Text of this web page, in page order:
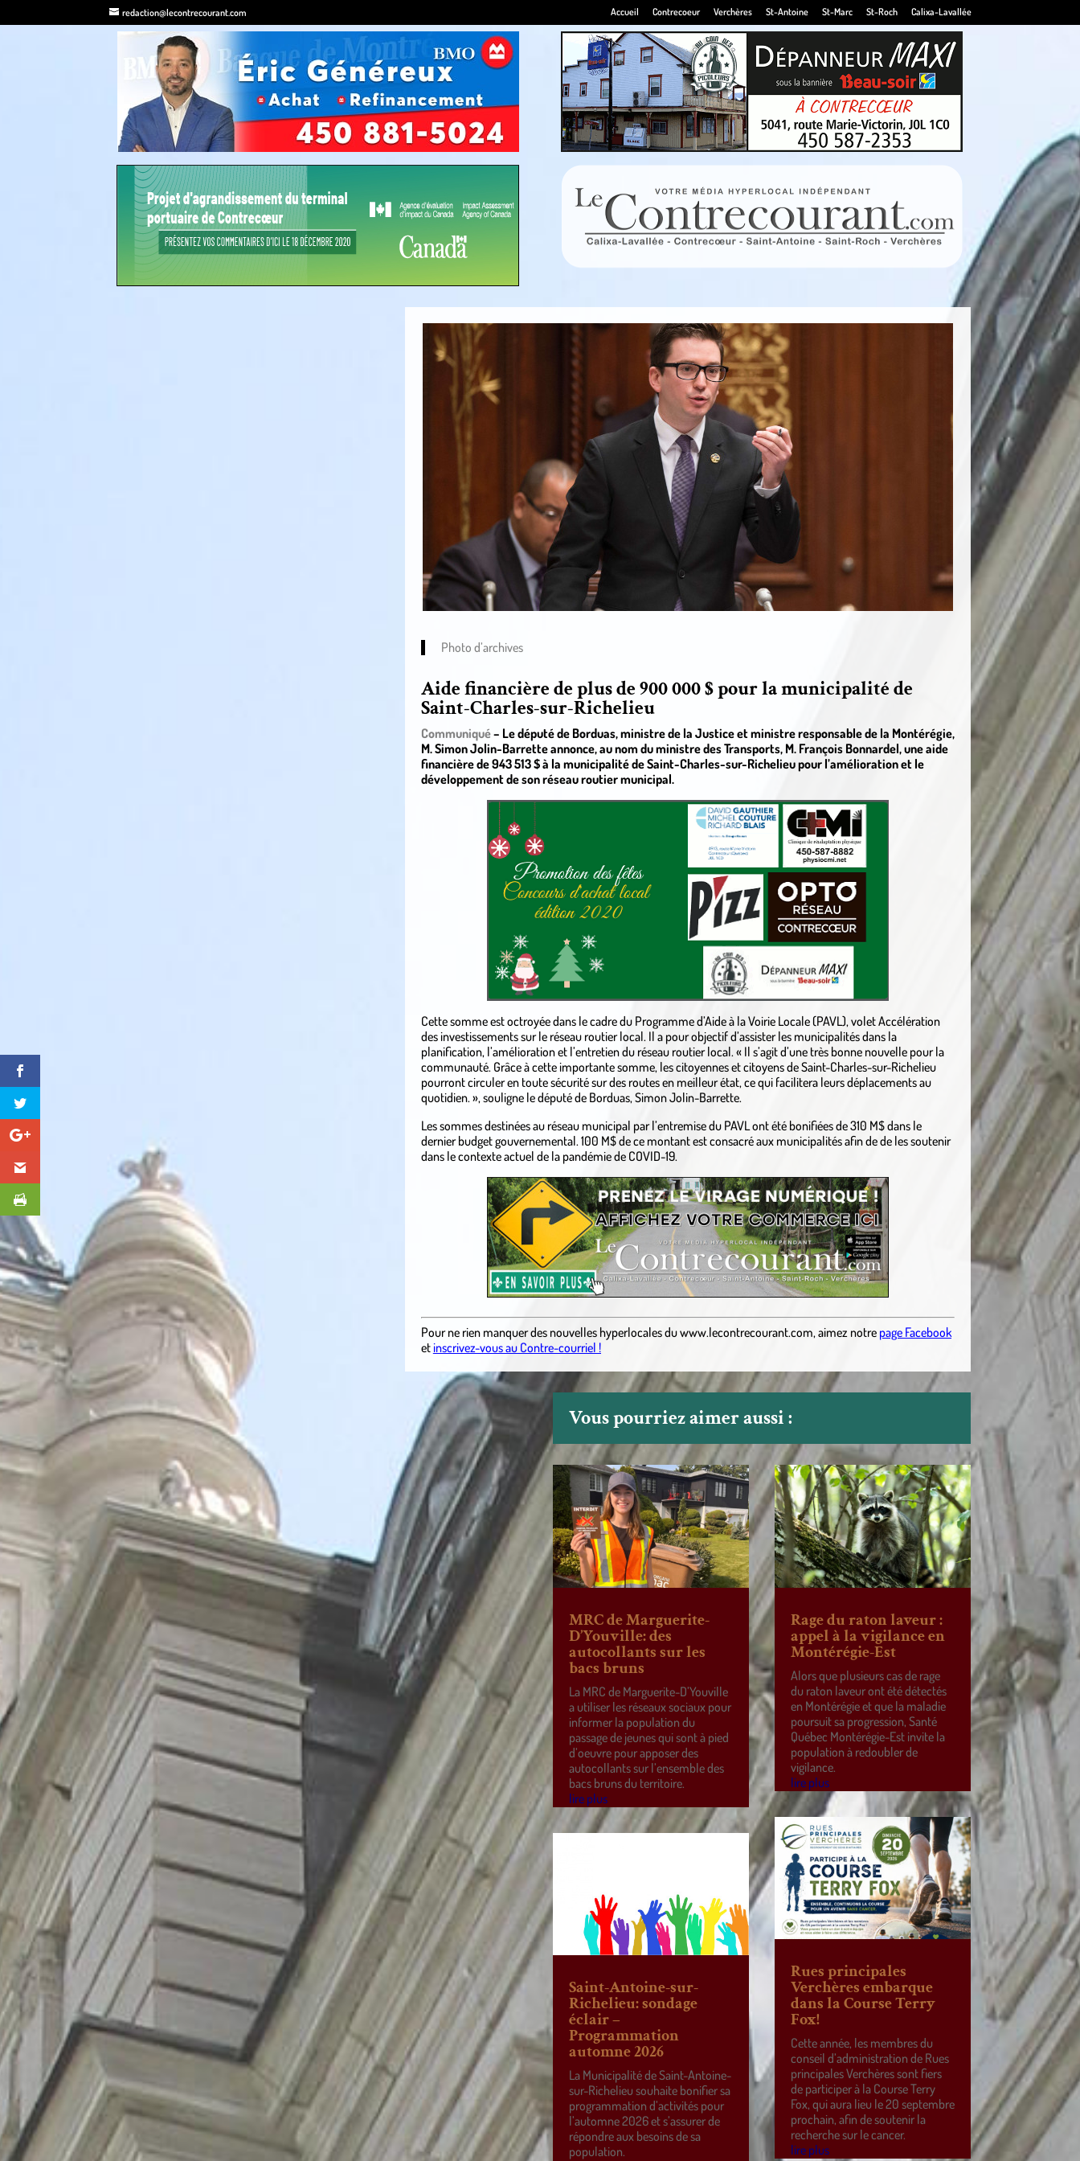
redaction@lecontrecourant.com Accueil Contrecoeur Verchères St-Antoine St-Marc St-Roch Calixa-Lavallée
Photo d’archives
Aide financière de plus de 900 000 $ pour la municipalité de
Saint-Charles-sur-Richelieu
Communiqué– Le député de Borduas, ministre de la Justice et ministre responsable de la Montérégie,
M. Simon Jolin-Barrette annonce, au nom du ministre des Transports, M. François Bonnardel, une aide
financière de 943 513 $ à la municipalité de Saint-Charles-sur-Richelieu pour l’amélioration et le
développement de son réseau routier municipal.
Cette somme est octroyée dans le cadre du Programme d’Aide à la Voirie Locale (PAVL), volet Accélération
des investissements sur le réseau routier local. Il a pour objectif d’assister les municipalités dans la
planification, l’amélioration et l’entretien du réseau routier local. « Il s’agit d’une très bonne nouvelle pour la
communauté. Grâce à cette importante somme, les citoyennes et citoyens de Saint-Charles-sur-Richelieu
pourront circuler en toute sécurité sur des routes en meilleur état, ce qui facilitera leurs déplacements au
quotidien. », souligne le député de Borduas, Simon Jolin-Barrette.
Les sommes destinées au réseau municipal par l’entremise du PAVL ont été bonifiées de 310 M$ dans le
dernier budget gouvernemental. 100 M$ de ce montant est consacré aux municipalités afin de de les soutenir
dans le contexte actuel de la pandémie de COVID-19.
Pour ne rien manquer des nouvelles hyperlocalesduwww.lecontrecourant.com,aimez notre page Facebook
etinscrivez-vous au Contre-courriel !
Vous pourriez aimer aussi :
MRC de Marguerite-
D’Youville: des
autocollants sur les
bacs bruns
La MRC de Marguerite-D’Youville
a utiliser les réseaux sociaux pour
informer la population du
passage de jeunes qui sont à pied
d’oeuvre pour apposer des
autocollants sur l’ensemble des
bacs bruns du territoire.
lire plus
Saint-Antoine-sur-
Richelieu: sondage
éclair –
Programmation
automne 2026
La Municipalité de Saint-Antoine-
sur-Richelieu souhaite bonifier sa
programmation d’activités pour
l’automne 2026 et s’assurer de
répondre aux besoins de sa
population.
Rage du raton laveur :
appel à la vigilance en
Montérégie-Est
Alors que plusieurs cas de rage
du raton laveur ont été détectés
en Montérégie et que la maladie
poursuit sa progression, Santé
Québec Montérégie-Est invite la
population à redoubler de
vigilance.
lire plus
Rues principales
Verchères embarque
dans la Course Terry
Fox!
Cette année, les membres du
conseil d’administration de Rues
principales Verchères sont fiers
de participer à la Course Terry
Fox, qui aura lieu le 20 septembre
prochain, afin de soutenir la
recherche sur le cancer.
lire plus